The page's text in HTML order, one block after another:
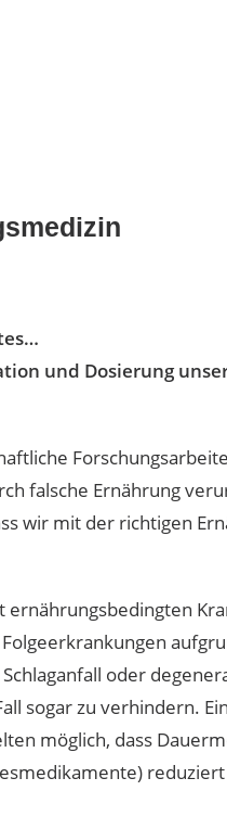
und Dosierung
falsche Ernährung
wir mit der richtigen
ernährungsbedingten
oder
sogar zu verhindern.
möglich, dass